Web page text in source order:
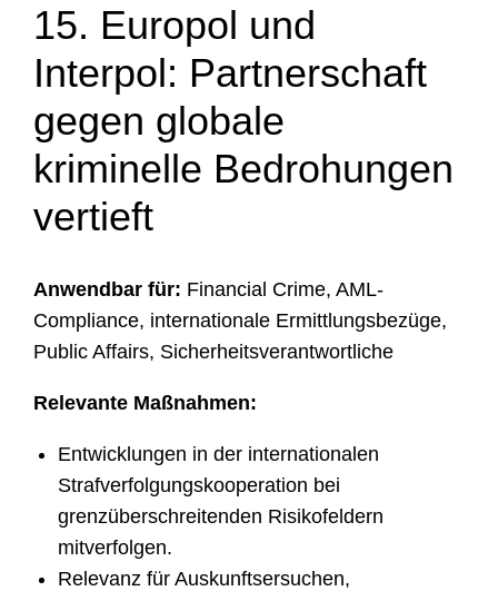
15. Europol und
Interpol: Partnerschaft
gegen globale
kriminelle Bedrohungen
vertieft
Anwendbar für: Financial Crime, AML-
Compliance, internationale Ermittlungsbezüge,
Public Affairs, Sicherheitsverantwortliche
Relevante Maßnahmen:
Entwicklungen in der internationalen
Strafverfolgungskooperation bei
grenzüberschreitenden Risikofeldern
mitverfolgen.
Relevanz für Auskunftsersuchen,